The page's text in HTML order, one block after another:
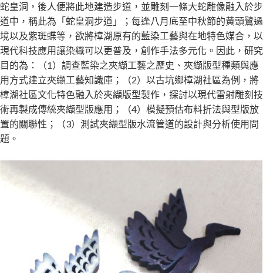
蛇皇洞，後人便將此地建造步道，並雕刻一條大蛇雕像融入於步
道中，稱此為「蛇皇洞步道」；每逢八月底至中秋節的黃頭鷺過
境以及紫斑蝶等，欲將樟湖原有的藍染工藝與在地特色媒合，以
現代科技應用讓染織可以更普及，創作手法多元化。因此，研究
目的為：（1）調查藍染之夾纈工藝之歷史、夾纈版型種類與應
用方式建立夾纈工藝知識庫；（2）以古坑鄉樟湖社區為例，將
樟湖社區文化特色融入於夾纈版型製作，探討以現代雷射雕刻技
術再製成傳統夾纈型版應用；（4）模擬預估布料折法與型版放
置的關聯性；（3）測試夾纈型版水流管道的設計與分析使用問
題。